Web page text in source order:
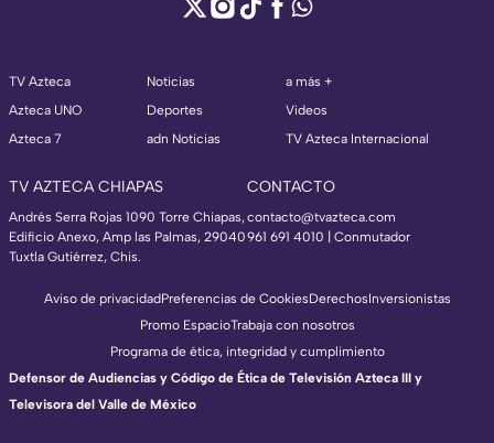
TV Azteca
Azteca UNO
Azteca 7
Noticias
Deportes
adn Noticias
a más +
Videos
TV Azteca Internacional
TV AZTECA CHIAPAS
Andrés Serra Rojas 1090 Torre Chiapas,
Edificio Anexo, Amp las Palmas, 29040
Tuxtla Gutiérrez, Chis.
CONTACTO
contacto@tvazteca.com
961 691 4010 | Conmutador
Aviso de privacidadPreferencias de CookiesDerechosInversionistas
Promo EspacioTrabaja con nosotros
Programa de ética, integridad y cumplimiento
Defensor de Audiencias y Código de Ética de Televisión Azteca III y
Televisora del Valle de México